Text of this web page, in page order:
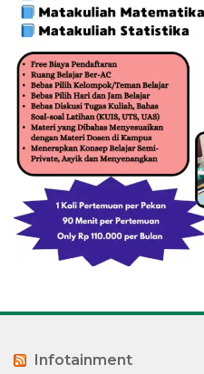
Infotainment